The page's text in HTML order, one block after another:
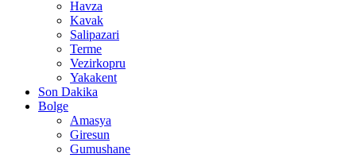
Havza
Kavak
Salipazari
Terme
Vezirkopru
Yakakent
Son Dakika
Bolge
Amasya
Giresun
Gumushane